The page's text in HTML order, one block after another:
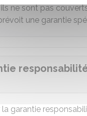
ne sont pas
une garantie
garantie